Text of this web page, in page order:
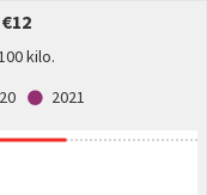
kilo.
2021